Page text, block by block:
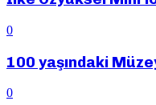
0
100 yaşındaki
0